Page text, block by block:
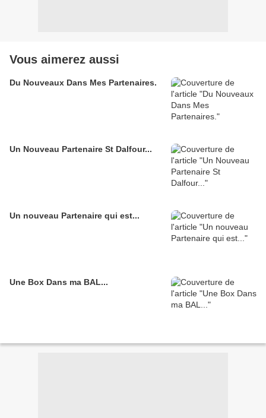
Vous aimerez aussi
Du Nouveaux Dans Mes Partenaires.
Un Nouveau Partenaire St Dalfour...
Un nouveau Partenaire qui est...
Une Box Dans ma BAL...